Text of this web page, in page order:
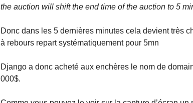
the auction will shift the end time of the auction to 5
Donc dans les 5 dernières minutes cela devient très
à rebours repart systématiquement pour 5mn
Django a donc acheté aux enchères le nom de
000$.